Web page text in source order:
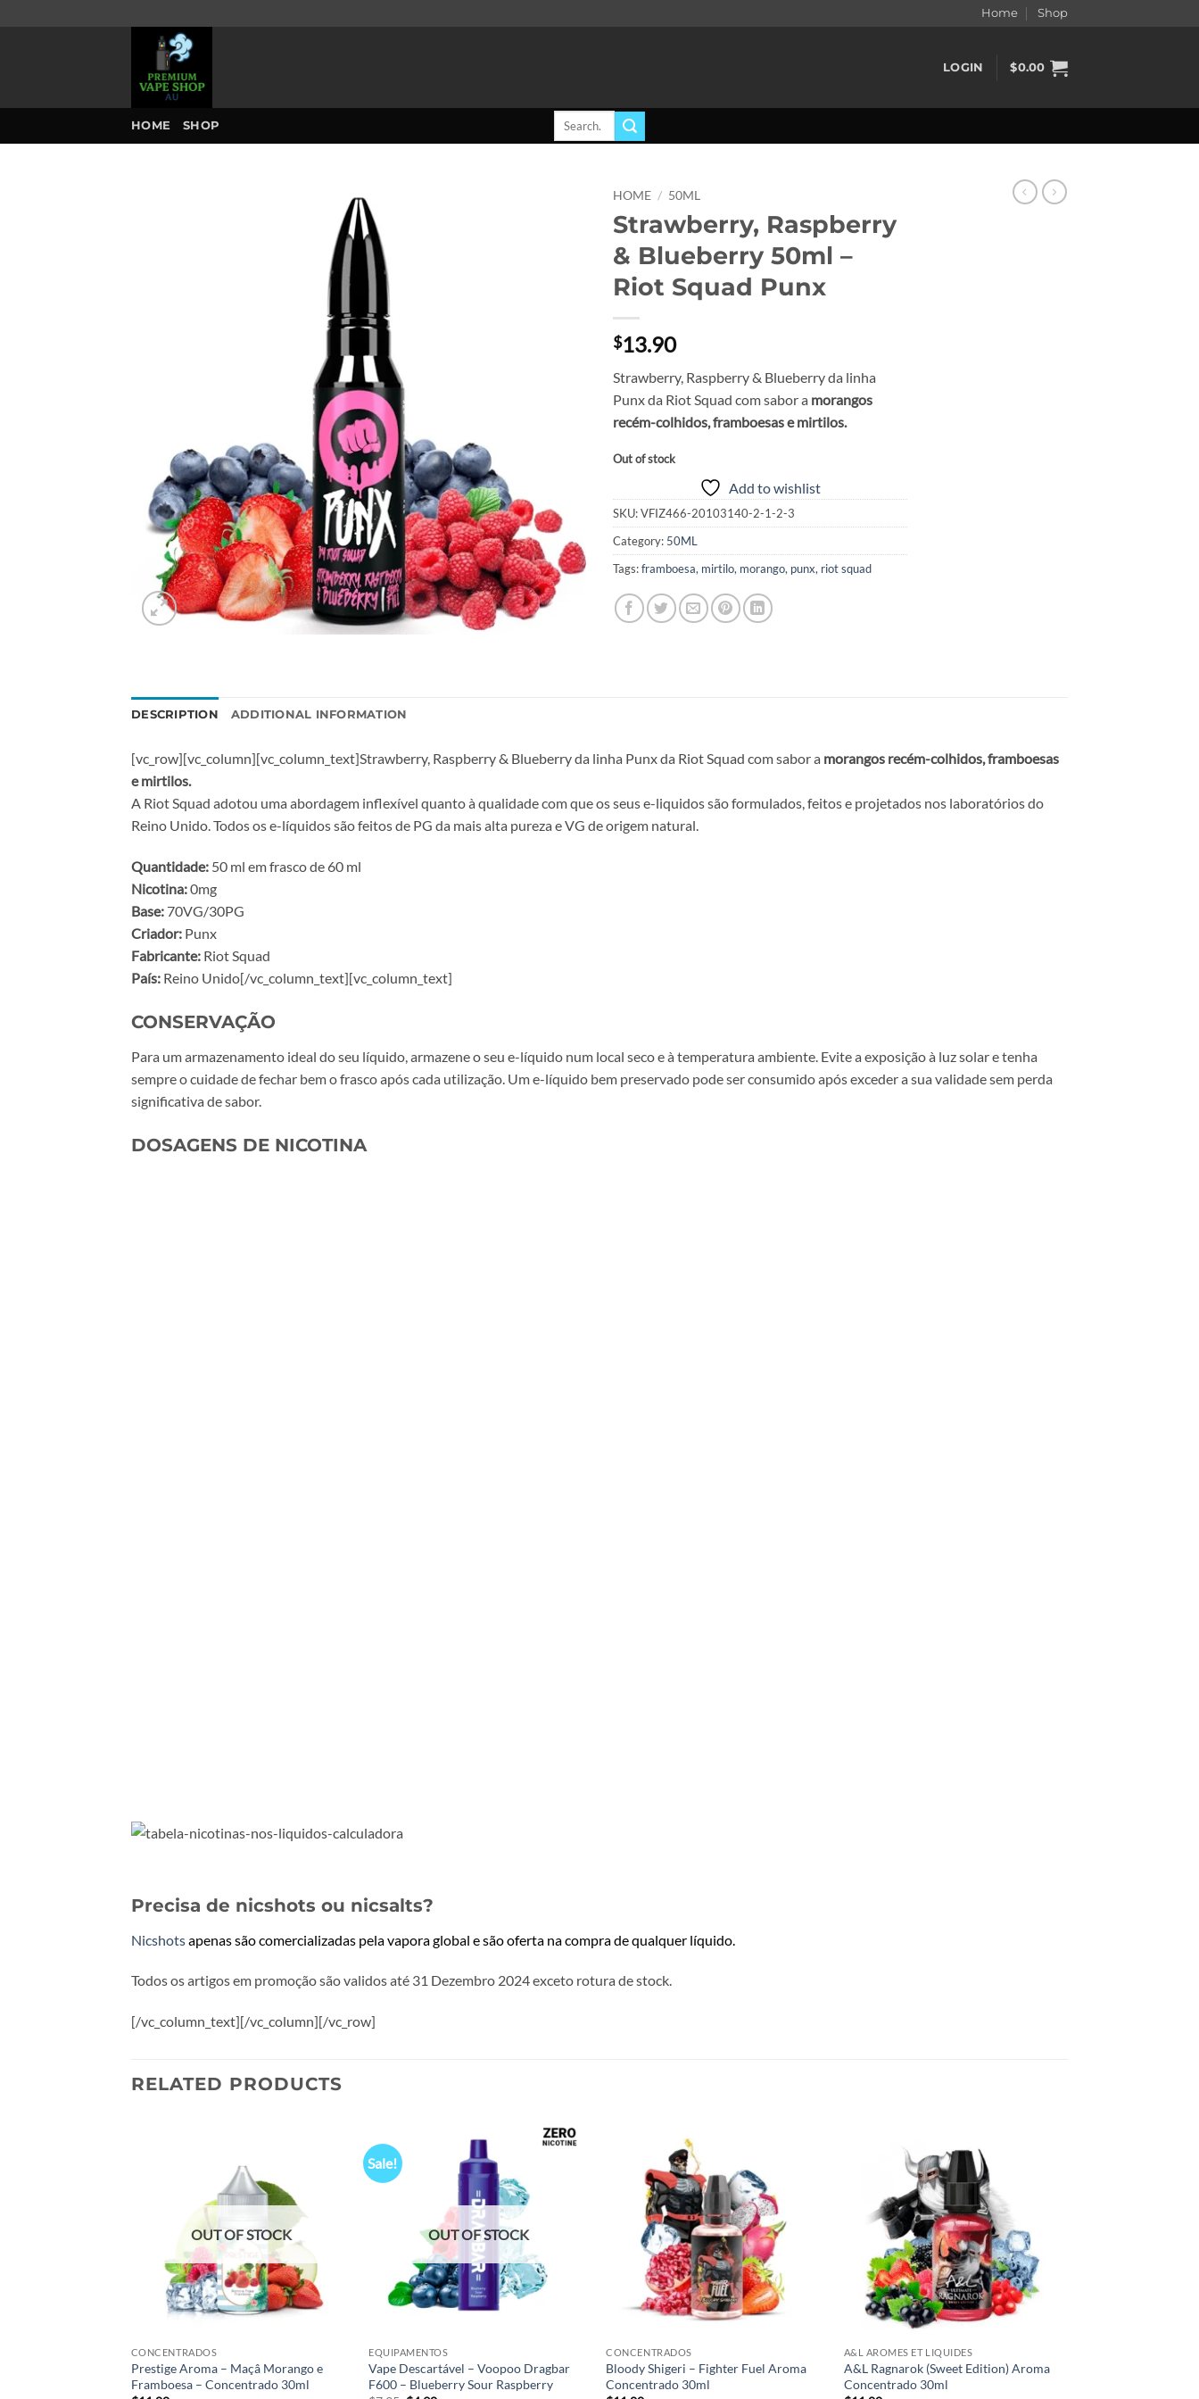
Home Shop
LOGIN $0.00
HOME SHOP
Search
HOME / 50ML
Strawberry, Raspberry
& Blueberry 50ml –
Riot Squad Punx
$13.90
Strawberry, Raspberry & Blueberry da linha
Punx da Riot Squad com sabor a morangos
recém-colhidos, framboesas e mirtilos.
Out of stock
Add to wishlist
SKU:VFIZ466-20103140-2-1-2-3
Category: 50ML
Tags:framboesa, mirtilo, morango, punx, riot squad
DESCRIPTION ADDITIONAL INFORMATION
[vc_row][vc_column][vc_column_text]Strawberry, Raspberry & Blueberry da linha Punx da Riot Squad com sabor a morangos recém-colhidos, framboesas
e mirtilos.
A Riot Squad adotou uma abordagem inflexível quanto à qualidade com que os seus e-liquidos são formulados, feitos e projetados nos laboratórios do
Reino Unido. Todos os e-líquidos são feitos de PG da mais alta pureza e VG de origem natural.
Quantidade: 50 ml em frasco de 60 ml
Nicotina:0mg
Base: 70VG/30PG
Criador: Punx
Fabricante: Riot Squad
País: Reino Unido[/vc_column_text][vc_column_text]
CONSERVAÇÃO
Para um armazenamento ideal do seu líquido, armazene o seu e-líquido num local seco e à temperatura ambiente. Evite a exposição à luz solar e tenha
sempre o cuidade de fechar bem o frasco após cada utilização. Um e-líquido bem preservado pode ser consumido após exceder a sua validade sem perda
significativa de sabor.
DOSAGENS DE NICOTINA
Precisa de nicshots ou nicsalts?
Nicshotsapenas são comercializadas pela vapora global e são oferta na compra de qualquer líquido.
Todos os artigos em promoção são validos até 31 Dezembro 2024 exceto rotura de stock.
[/vc_column_text][/vc_column][/vc_row]
RELATED PRODUCTS
OUT OF STOCK
CONCENTRADOS
Prestige Aroma – Maçâ Morango e
Framboesa – Concentrado 30ml
Sale!
OUT OF STOCK
EQUIPAMENTOS
Vape Descartável – Voopoo Dragbar
F600 – Blueberry Sour Raspberry
CONCENTRADOS
Bloody Shigeri – Fighter Fuel Aroma
Concentrado 30ml
A&L AROMES ET LIQUIDES
A&L Ragnarok (Sweet Edition) Aroma
Concentrado 30ml